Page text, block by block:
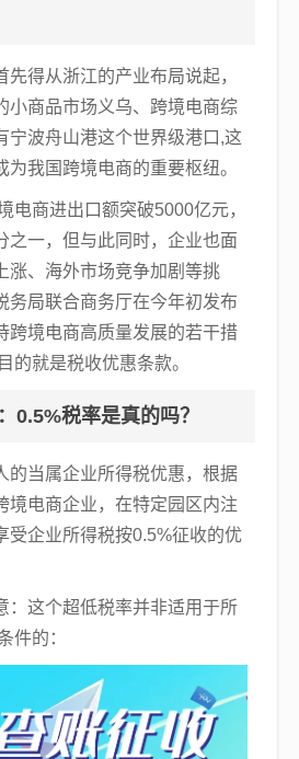
先得从浙江的产业布局说起，
小商品市场义乌、跨境电商综
宁波舟山港这个世界级港口,这
我国跨境电商的重要枢纽。
电商进出口额突破5000亿元，
之一，但与此同时，企业也面
涨、海外市场竞争加剧等挑
务局联合商务厅在今年初发布
跨境电商高质量发展的若干措
的就是税收优惠条款。
0.5%税率是真的吗？
的当属企业所得税优惠，根据
境电商企业，在特定园区内注
受企业所得税按0.5%征收的优
：这个超低税率并非适用于所
件的：